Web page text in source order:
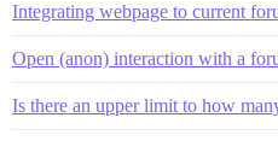
Integrating webpage to current
Open (anon) interaction with a
Is there an upper limit to how